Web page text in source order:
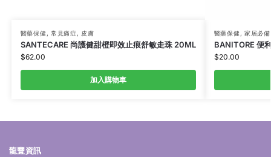
醫藥保健, 常見痛症, 皮膚
SANTECARE 尚護健甜橙即效止痕舒敏走珠 20ML
$62.00
加入購物車
醫藥保健, 家居必備
BANITORE 便
$20.00
龍豐資訊